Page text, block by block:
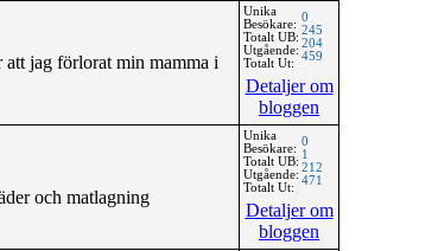
jag förlorat min mamma i
Unika
Besökare:
Totalt UB:
Utgående:
Totalt Ut:
0
245
204
459
Detaljer om
bloggen
och matlagning
Unika
Besökare:
Totalt UB:
Utgående:
Totalt Ut:
0
1
212
471
Detaljer om
bloggen